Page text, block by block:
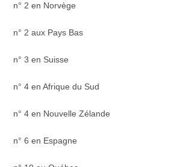
n° 2 en Norvège
n° 2 aux Pays Bas
n° 3 en Suisse
n° 4 en Afrique du Sud
n° 4 en Nouvelle Zélande
n° 6 en Espagne